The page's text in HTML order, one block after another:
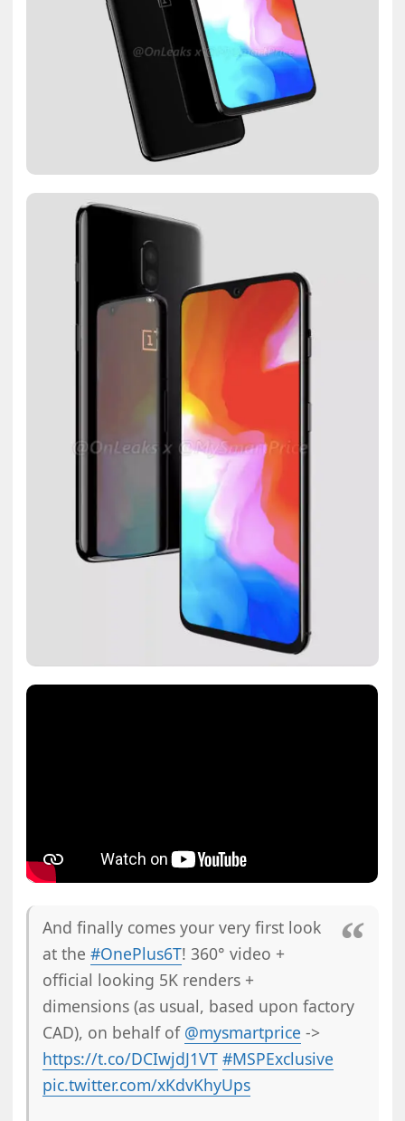
And finally comes your very first look
at the#OnePlus6T! 360° video +
official looking 5K renders +
dimensions (as usual, based upon factory
CAD), on behalf of @mysmartprice ->
https://t.co/DCIwjdJ1VT #MSPExclusive
pic.twitter.com/xKdvKhyUps